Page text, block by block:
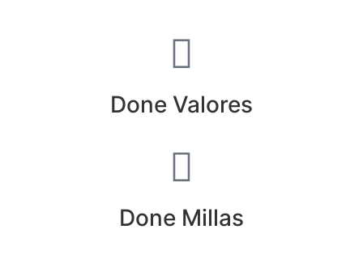
Done Valores
Done Millas